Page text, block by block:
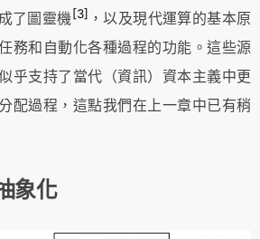
了圖靈機[3] ，以及現代運算的基本原
務和自動化各種過程的功能。這些源
乎支持了當代（資訊）資本主義中更
配過程，這點我們在上一章中已有稍
象化